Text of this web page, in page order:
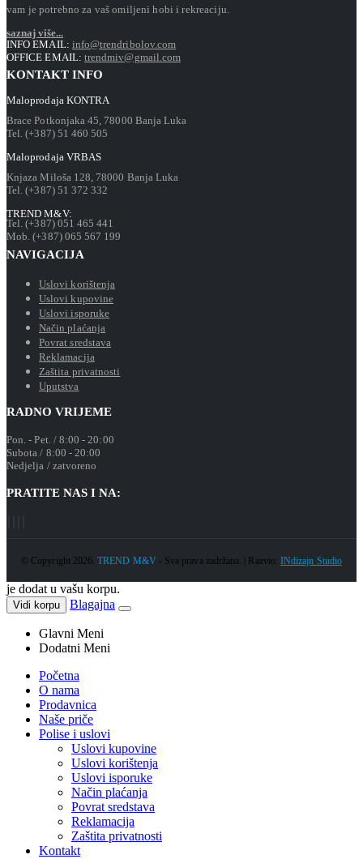
vam je potrebno za vaš omiljeni hobi i rekreaciju.
saznaj više...
INFO EMAIL: info@trendribolov.com
OFFICE EMAIL: trendmiv@gmail.com
KONTAKT INFO
Maloprodaja KONTRA
Brace Potkonjaka 45, 78000 Banja Luka
Tel. (+387) 51 460 505
Maloprodaja VRBAS
Knjaza Miloša 128, 78000 Banja Luka
Tel. (+387) 51 372 332
TREND M&V:
Tel. (+387) 051 465 441
Mob. (+387) 065 567 199
NAVIGACIJA
Uslovi korištenja
Uslovi kupovine
Uslovi isporuke
Način plaćanja
Povrat sredstava
Reklamacija
Zaštita privatnosti
Uputstva
RADNO VRIJEME
Pon. - Pet. / 8:00 - 20:00
Subota / 8:00 - 20:00
Nedjelja / zatvoreno
PRATITE NAS I NA:
© Copyright 2026.TREND M&V- Sva prava zadržana. | Razvio: INdizajn Studio
je dodat u vašu korpu.
Vidi korpu Blagajna
Glavni Meni
Dodatni Meni
Početna
O nama
Prodavnica
Naše priče
Polise i uslovi
Uslovi kupovine
Uslovi korištenja
Uslovi isporuke
Način plaćanja
Povrat sredstava
Reklamacija
Zaštita privatnosti
Kontakt